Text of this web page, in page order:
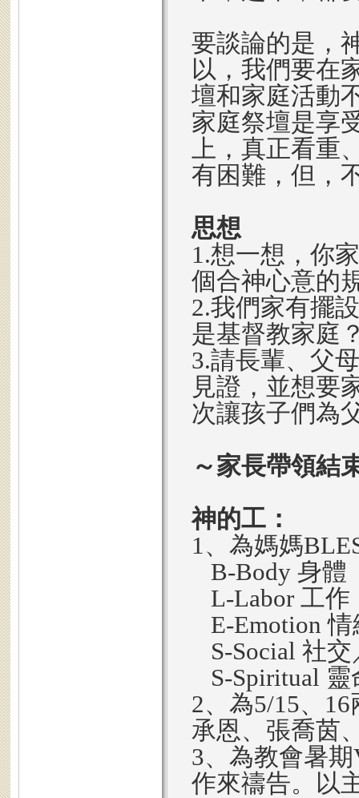
要談論的是，
以，我們要在
壇和家庭活動
家庭祭壇是享
上，真正看重
有困難，但，
思想
1.想一想，你
個合神心意的
2.我們家有擺
是基督教家庭
3.請長輩、父
見證，並想要
次讓孩子們為
～家長帶領結
神的工：
1、為媽媽
B-Body 身體
L-Labor 工作
E-Emotion
S-Social 社
S-Spiritual 靈
2、為5/15、
承恩、張喬茵
3、為教會暑
作來禱告。以